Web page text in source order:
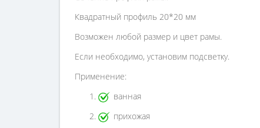
Квадратный профиль 20*20 мм
Возможен любой размер и цвет рамы.
Если необходимо, установим подсветку.
Применение:
ванная
прихожая